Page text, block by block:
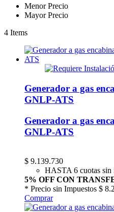
Menor Precio
Mayor Precio
4 Items
Generador a gas
GNLP-ATS
Generador a gas
GNLP-ATS
$ 9.139.730
HASTA 6 cuotas sin
5% OFF CON
* Precio sin Impuestos $
Comprar